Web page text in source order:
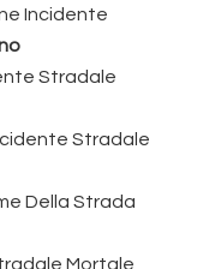
Incidente
Stradale
Stradale
Della Strada
Mortale